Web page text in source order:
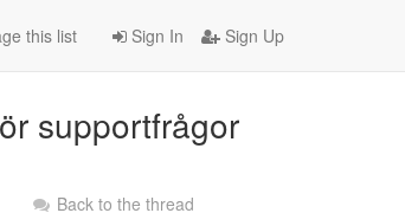
Sign In Sign Up
this list
supportfrågor
Back to the thread